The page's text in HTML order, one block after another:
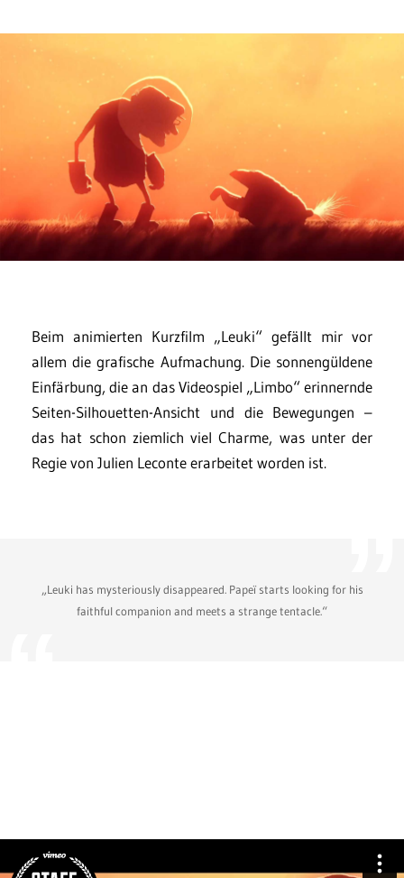
Beim animierten Kurzfilm „Leuki“ gefällt mir vor
allem die grafische Aufmachung. Die sonnengüldene
Einfärbung, die an das Videospiel „Limbo“ erinnernde
Seiten-Silhouetten-Ansicht und die Bewegungen –
das hat schon ziemlich viel Charme, was unter der
Regie von Julien Leconte erarbeitet worden ist.
„Leuki has mysteriously disappeared. Papeï starts looking for his
faithful companion and meets a strange tentacle.“